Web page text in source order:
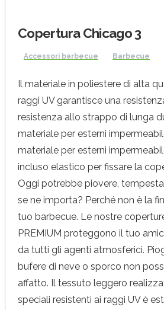
Copertura Chicago 3
Accessori barbecue Barbecue
Il materiale in poliestere di alta
raggi UV garantisce una
resistenza allo strappo di lunga
materiale per esterni
materiale per esterni
incluso elastico per fissare la
Oggi potrebbe piovere,
se ne importa? Perché non è la
tuo barbecue. Le nostre
PREMIUM proteggono il tuo
da tutti gli agenti atmosferici.
bufere di neve o sporco non
affatto. Il tessuto leggero
speciali resistenti ai raggi UV è